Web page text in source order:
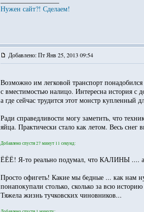
Нужен сайт?! Сделаем!
Добавлено: Пт Янв 25, 2013 09:54
Возможно им легковой транспорт
с вместимостью налицо. Интересна история с
а где сейчас трудится этот монстр купленный
Ради справедливости могу заметить, что
яйца. Практически стало как летом. Весь снег
Добавлено спустя 27 минут 11 секунд:
ЁЁЁ! Я-то реально подумал, что КАЛИНЫ ....
Просто офигеть! Какие мы бедные ... как нам
понапокупали столько, сколько за всю
Тяжела жизнь тучковских чиновников...